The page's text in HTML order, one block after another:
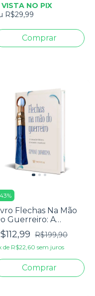
NO PIX
R$29,99
43%
Flechas Na Mão
Guerreiro: A
Bíblica De
E Família -
Quaresma
R$199,90
de R$22,60 sem juros